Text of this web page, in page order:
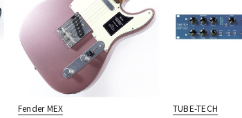
Fender MEX TUBE-TECH